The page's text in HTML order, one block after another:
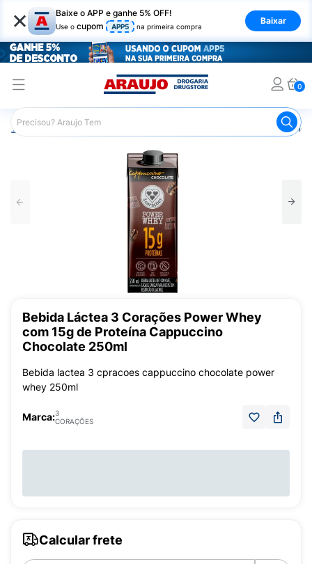
× Baixe o APP e ganhe 5% OFF!
Use o cupom APP5 na primeira compra
Baixar
0
Araujo Nutrição Saudável Capuccino
Bebida Láctea 3 Corações Power Whey
com 15g de Proteína Cappuccino
Chocolate 250ml
Bebida lactea 3 cpracoes cappuccino chocolate power
whey 250ml
Marca:3
CORAÇÕES
Calcular frete